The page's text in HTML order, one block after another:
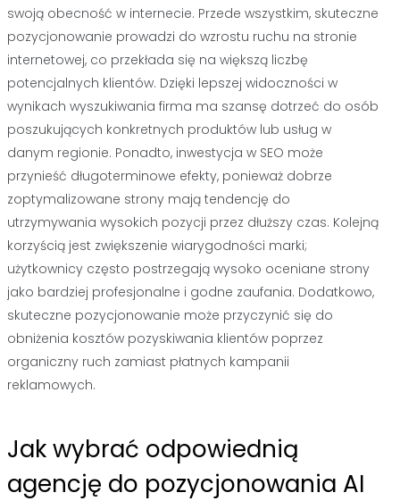
swoją obecność w internecie. Przede wszystkim, skuteczne
pozycjonowanie prowadzi do wzrostu ruchu na stronie
internetowej, co przekłada się na większą liczbę
potencjalnych klientów. Dzięki lepszej widoczności w
wynikach wyszukiwania firma ma szansę dotrzeć do osób
poszukujących konkretnych produktów lub usług w
danym regionie. Ponadto, inwestycja w SEO może
przynieść długoterminowe efekty, ponieważ dobrze
zoptymalizowane strony mają tendencję do
utrzymywania wysokich pozycji przez dłuższy czas. Kolejną
korzyścią jest zwiększenie wiarygodności marki;
użytkownicy często postrzegają wysoko oceniane strony
jako bardziej profesjonalne i godne zaufania. Dodatkowo,
skuteczne pozycjonowanie może przyczynić się do
obniżenia kosztów pozyskiwania klientów poprzez
organiczny ruch zamiast płatnych kampanii
reklamowych.
Jak wybrać odpowiednią
agencję do pozycjonowania AI